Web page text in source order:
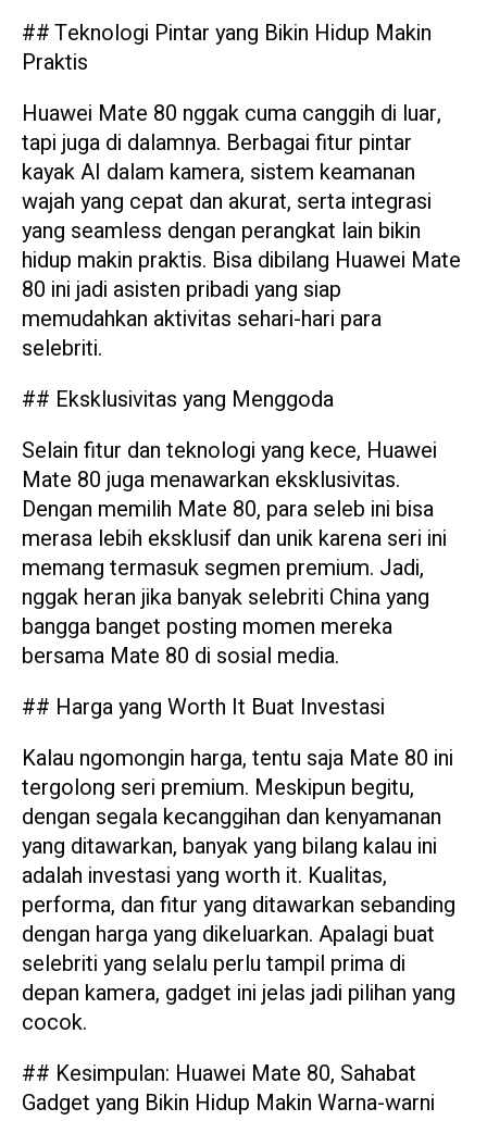
## Teknologi Pintar yang Bikin Hidup Makin
Praktis
Huawei Mate 80 nggak cuma canggih di luar,
tapi juga di dalamnya. Berbagai fitur pintar
kayak AI dalam kamera, sistem keamanan
wajah yang cepat dan akurat, serta integrasi
yang seamless dengan perangkat lain bikin
hidup makin praktis. Bisa dibilang Huawei Mate
80 ini jadi asisten pribadi yang siap
memudahkan aktivitas sehari-hari para
selebriti.
## Eksklusivitas yang Menggoda
Selain fitur dan teknologi yang kece, Huawei
Mate 80 juga menawarkan eksklusivitas.
Dengan memilih Mate 80, para seleb ini bisa
merasa lebih eksklusif dan unik karena seri ini
memang termasuk segmen premium. Jadi,
nggak heran jika banyak selebriti China yang
bangga banget posting momen mereka
bersama Mate 80 di sosial media.
## Harga yang Worth It Buat Investasi
Kalau ngomongin harga, tentu saja Mate 80 ini
tergolong seri premium. Meskipun begitu,
dengan segala kecanggihan dan kenyamanan
yang ditawarkan, banyak yang bilang kalau ini
adalah investasi yang worth it. Kualitas,
performa, dan fitur yang ditawarkan sebanding
dengan harga yang dikeluarkan. Apalagi buat
selebriti yang selalu perlu tampil prima di
depan kamera, gadget ini jelas jadi pilihan yang
cocok.
## Kesimpulan: Huawei Mate 80, Sahabat
Gadget yang Bikin Hidup Makin Warna-warni